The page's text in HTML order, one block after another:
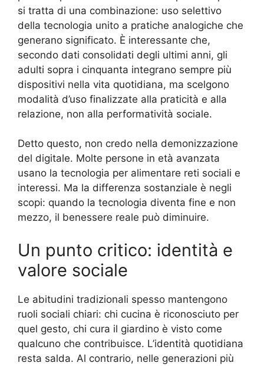
si tratta di una combinazione: uso selettivo
della tecnologia unito a pratiche analogiche che
generano significato. È interessante che,
secondo dati consolidati degli ultimi anni, gli
adulti sopra i cinquanta integrano sempre più
dispositivi nella vita quotidiana, ma scelgono
modalità d’uso finalizzate alla praticità e alla
relazione, non alla performatività sociale.
Detto questo, non credo nella demonizzazione
del digitale. Molte persone in età avanzata
usano la tecnologia per alimentare reti sociali e
interessi. Ma la differenza sostanziale è negli
scopi: quando la tecnologia diventa fine e non
mezzo, il benessere reale può diminuire.
Un punto critico: identità e
valore sociale
Le abitudini tradizionali spesso mantengono
ruoli sociali chiari: chi cucina è riconosciuto per
quel gesto, chi cura il giardino è visto come
qualcuno che contribuisce. L’identità quotidiana
resta salda. Al contrario, nelle generazioni più